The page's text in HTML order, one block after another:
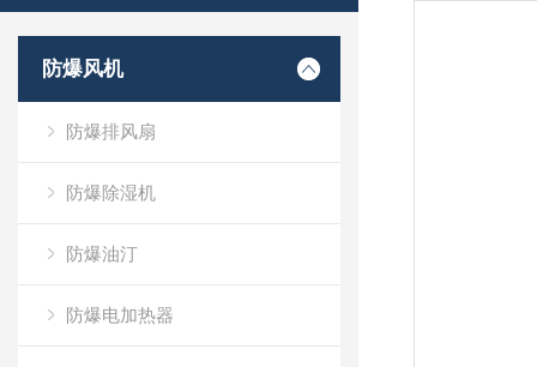
防爆风机
防爆排风扇
防爆除湿机
防爆油汀
防爆电加热器